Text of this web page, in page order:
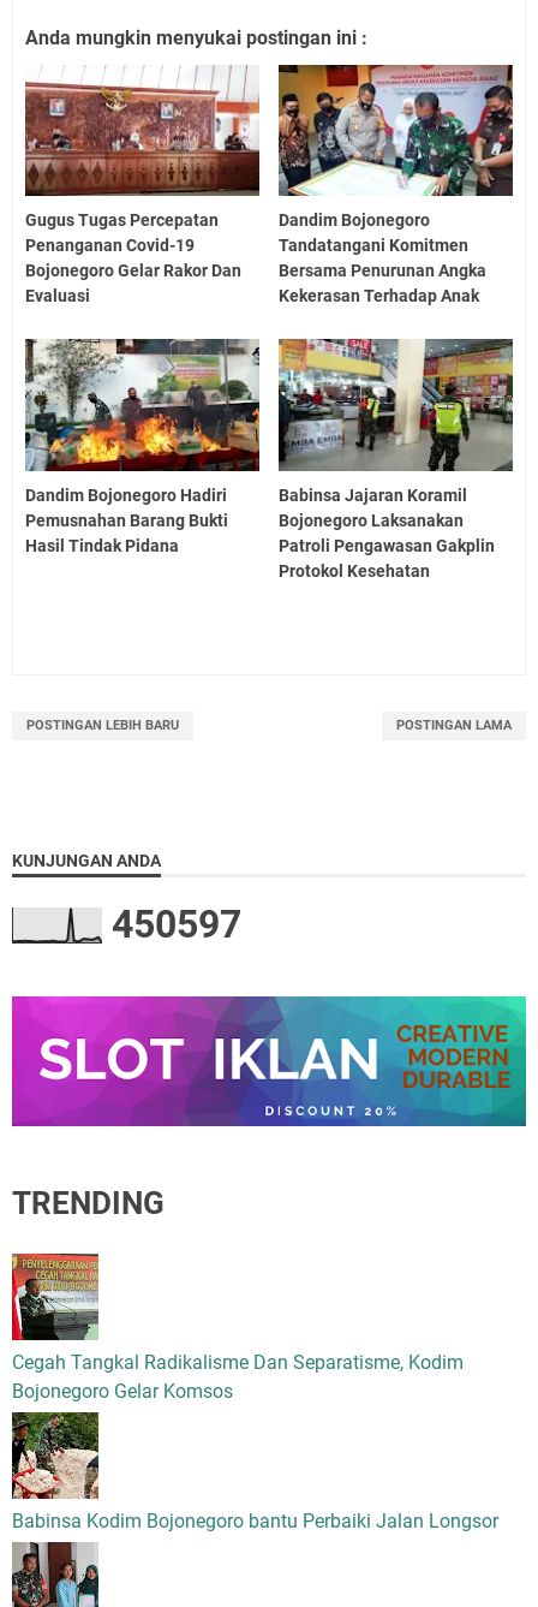
Anda mungkin menyukai postingan ini :
Gugus Tugas Percepatan
Penanganan Covid-19
Bojonegoro Gelar Rakor Dan
Evaluasi
Dandim Bojonegoro
Tandatangani Komitmen
Bersama Penurunan Angka
Kekerasan Terhadap Anak
Dandim Bojonegoro Hadiri
Pemusnahan Barang Bukti
Hasil Tindak Pidana
Babinsa Jajaran Koramil
Bojonegoro Laksanakan
Patroli Pengawasan Gakplin
Protokol Kesehatan
POSTINGAN LEBIH BARU POSTINGAN LAMA
KUNJUNGAN ANDA
450597
TRENDING
Cegah Tangkal Radikalisme Dan Separatisme, Kodim
Bojonegoro Gelar Komsos
Babinsa Kodim Bojonegoro bantu Perbaiki Jalan Longsor